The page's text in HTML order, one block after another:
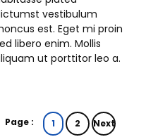
vestibulum
est. Eget mi proin
libero enim. Mollis
ut porttitor leo a.
Page : 1 2 Next